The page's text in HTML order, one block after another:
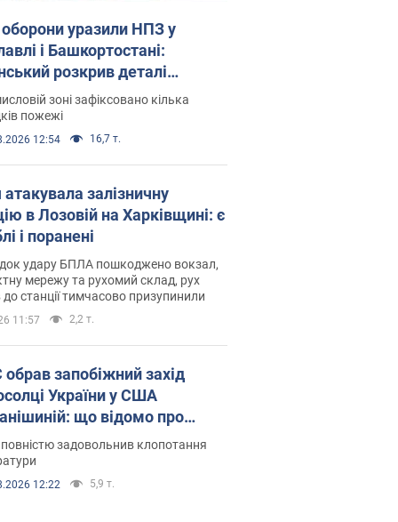
уразили НПЗ у
і Башкортостані:
розкрив деталі
операції. Фото і відео
зоні зафіксовано кілька
пожежі
12:54 16,7 т.
атакувала залізничну
в Лозовій на Харківщині: є
і поранені
удару БПЛА пошкоджено вокзал,
мережу та рухомий склад, рух
до станції тимчасово призупинили
11:57 2,2 т.
захід
України у США
що відомо про
задовольнив клопотання
12:22 5,9 т.